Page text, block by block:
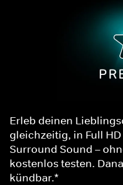
Erleb deinen
gleichzeitig, in Full
Surround Sound –
kostenlos testen.
kündbar.*